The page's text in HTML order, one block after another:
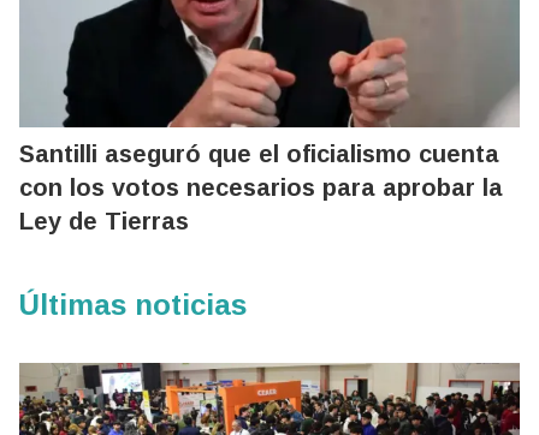
Santilli aseguró que el oficialismo cuenta
con los votos necesarios para aprobar la
Ley de Tierras
Últimas noticias